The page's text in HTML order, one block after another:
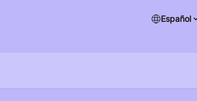
Español